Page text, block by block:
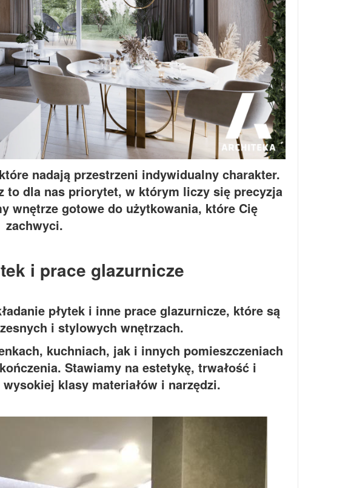
nadają przestrzeni indywidualny charakter.
to dla nas priorytet, w którym liczy się precyzja
wnętrze gotowe do użytkowania, które Cię
zachwyci.
i prace glazurnicze
płytek i inne prace glazurnicze, które są
i stylowych wnętrzach.
kuchniach, jak i innych pomieszczeniach
Stawiamy na estetykę, trwałość i
klasy materiałów i narzędzi.